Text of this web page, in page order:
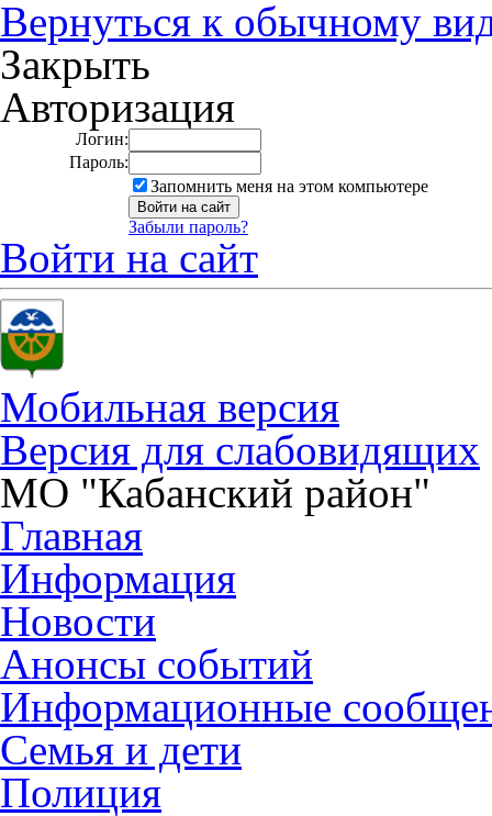
Вернуться к обычному
Закрыть
Авторизация
Логин:
Пароль:
Запомнить меня на этом компьютере
Забыли пароль?
Войти на сайт
Мобильная версия
Версия для слабовидящих
МО "Кабанский район"
Главная
Информация
Новости
Анонсы событий
Информационные
Семья и дети
Полиция